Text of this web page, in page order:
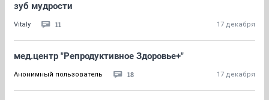
зуб мудрости
Vitaly 11 17 декабря
мед.центр "Репродуктивное Здоровье+"
Анонимный пользователь 18 17 декабря